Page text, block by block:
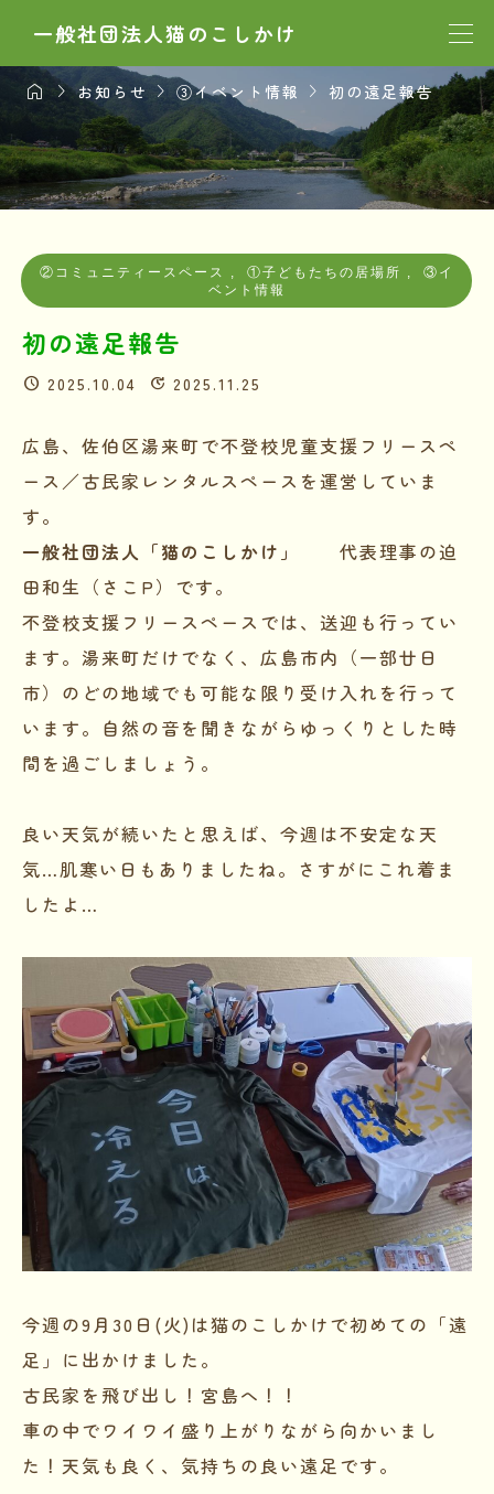
一般社団法人猫のこしかけ
 お知らせ ③イベント情報  初の遠足報告
②コミュニティースペース ①子どもたちの居場所
③イ
ベント情報
初の遠足報告
2025.10.04 2025.11.25
広島、佐伯区湯来町で不登校児童支援フリースペ
ース／古民家レンタルスペースを運営していま
す。
一般社団法人「猫のこしかけ」
代表理事の迫
田和生（さこP）です。
不登校支援フリースペースでは、送迎も行ってい
ます。湯来町だけでなく、広島市内（一部廿日
市）のどの地域でも可能な限り受け入れを行って
います。自然の音を聞きながらゆっくりとした時
間を過ごしましょう。
良い天気が続いたと思えば、今週は不安定な天
気…肌寒い日もありましたね。さすがにこれ着ま
したよ…
今週の9月30日(火)は猫のこしかけで初めての「遠
足」に出かけました。
古民家を飛び出し！宮島へ！！
車の中でワイワイ盛り上がりながら向かいまし
た！天気も良く、気持ちの良い遠足です。